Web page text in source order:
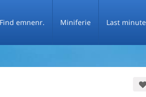
Find emnenr. Miniferie Last minute